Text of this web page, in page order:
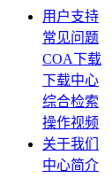
用户支持
常见问题
COA下载
下载中心
综合检索
操作视频
关于我们
中心简介